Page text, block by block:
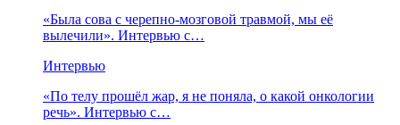
«Была сова с черепно-мозговой травмой, мы её
вылечили». Интервью с…
Интервью
«По телу прошёл жар, я не поняла, о какой онкологии
речь». Интервью с…